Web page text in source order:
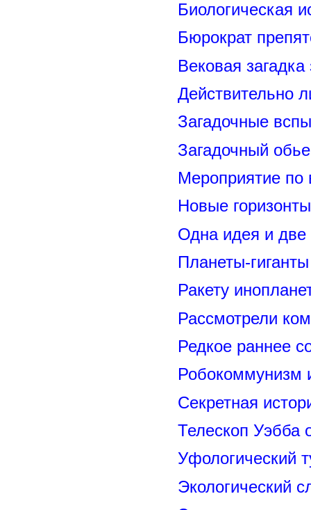
Биологическая
Бюрократ
Вековая
Действительно
Загадочные
Загадочный
Мероприятие
Новые
Одна идея и две
Планеты-
Ракету
Рассмотрели
Редкое раннее
Секретная
Телескоп Уэбба
Уфологический
Экологический